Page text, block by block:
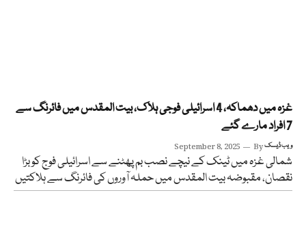
غزہ میں دھماکہ، 4 اسرائیلی فوجی ہلاک، بیت المقدس میں فائرنگ سے
7 افراد مارے گئے
September 8, 2025 Byویب ڈیسک
شمالی غزہ میں ٹینک کے نیچے نصب بم پھٹنے سے اسرائیلی فوج کو بڑا
نقصان، مقبوضہ بیت المقدس میں حملہ آوروں کی فائرنگ سے ہلاکتیں